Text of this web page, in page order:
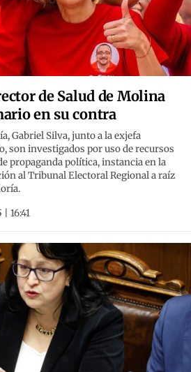
de Salud de Molina
en su contra
Gabriel Silva, junto a la exjefa
son investigados por uso de recursos
propaganda política, instancia en la
al Tribunal Electoral Regional a raíz
16:41